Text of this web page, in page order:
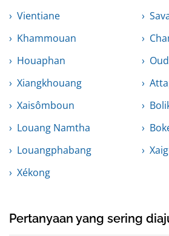
Vientiane
Khammouan
Houaphan
Xiangkhouang
Xaisômboun
Louang Namtha
Louangphabang
Xékong
Pertanyaan yang sering